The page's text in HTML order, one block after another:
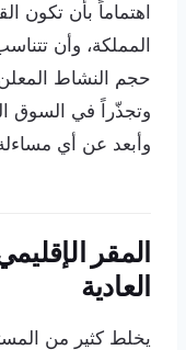
اهتماماً بأن تكون
المملكة، وأن
حجم النشاط
وتجذّراً في السوق
وأبعد عن أي
المقر
العادية
يخلط كثير من